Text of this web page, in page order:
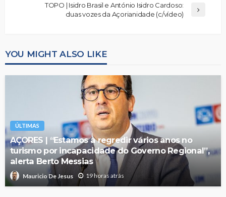
TOPO | Isidro Brasil e António Isidro Cardoso:
duas vozes da Açorianidade (c/vídeo)
YOU MIGHT ALSO LIKE
ÚLTIMAS
AÇORES | “Estamos a regredir vários anos no
turismo por incapacidade do Governo Regional”,
alerta Berto Messias
Mauricio De Jesus 19 horas atrás